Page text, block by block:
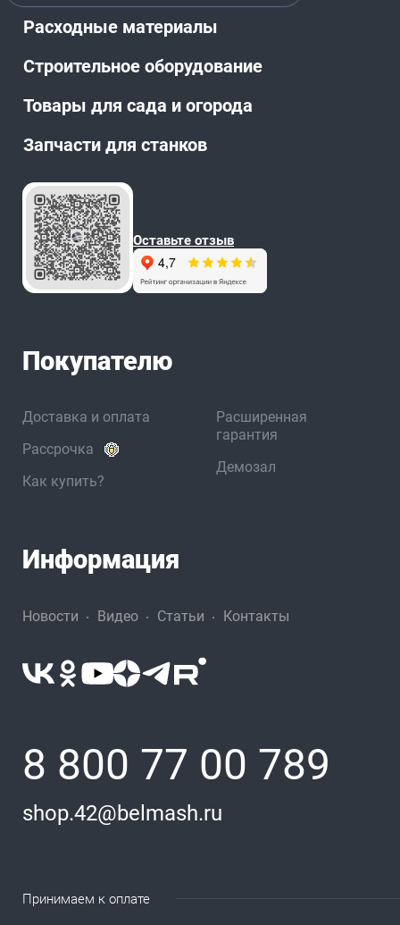
Расходные материалы
Строительное оборудование
Товары для сада и огорода
Запчасти для станков
Оставьте отзыв
Покупателю
Доставка и оплата
Рассрочка
Как купить?
Расширенная
гарантия
Демозал
Информация
Новости Видео Статьи Контакты
8 800 77 00 789
shop.42@belmash.ru
Принимаем к оплате